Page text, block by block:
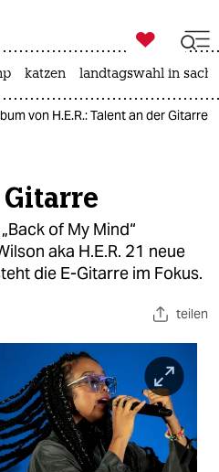
ich

taz zahl ich
katzen landtagswahl in
von H.E.R.: Talent an der Gitarre
of My Mind“
aka H.E.R. 21 neue
die E-Gitarre im Fokus.
teilen